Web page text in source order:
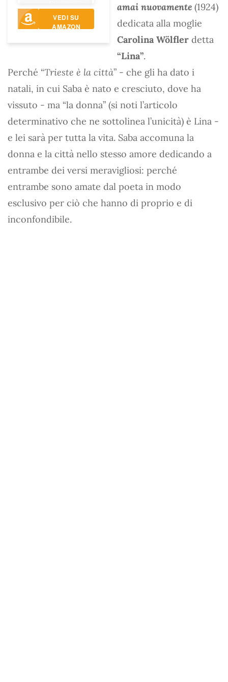
VEDI SU
AMAZON
amai nuovamente (1924)
dedicata alla moglie
Carolina Wölfler detta
“Lina”.
Perché “Trieste è la città” - che gli ha dato i
natali, in cui Saba è nato e cresciuto, dove ha
vissuto - ma “la donna” (si noti l’articolo
determinativo che ne sottolinea l’unicità) è Lina -
e lei sarà per tutta la vita. Saba accomuna la
donna e la città nello stesso amore dedicando a
entrambe dei versi meravigliosi: perché
entrambe sono amate dal poeta in modo
esclusivo per ciò che hanno di proprio e di
inconfondibile.